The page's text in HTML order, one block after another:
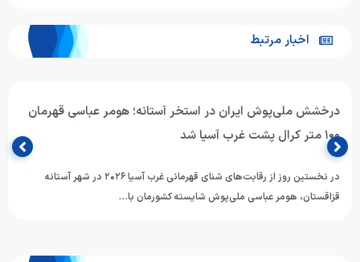
اخبار مرتبط
درخشش ملی‌پوش ایران در استخر آستانه؛ هومر عباسی قهرمان
۱۰۰ متر کرال پشت غرب آسیا شد
در نخستین روز از رقابت‌های شنای قهرمانی غرب آسیا ۲۰۲۶ در شهر آستانه
قزاقستان، هومر عباسی ملی‌پوش شایسته کشورمان با…